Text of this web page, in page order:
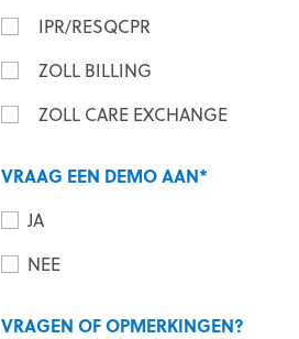
IPR/RESQCPR
ZOLL BILLING
ZOLL CARE EXCHANGE
VRAAG EEN DEMO AAN*
JA
NEE
VRAGEN OF OPMERKINGEN?